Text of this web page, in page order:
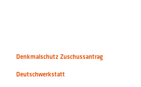
Denkmalschutz Zuschussantrag
Deutschwerkstatt